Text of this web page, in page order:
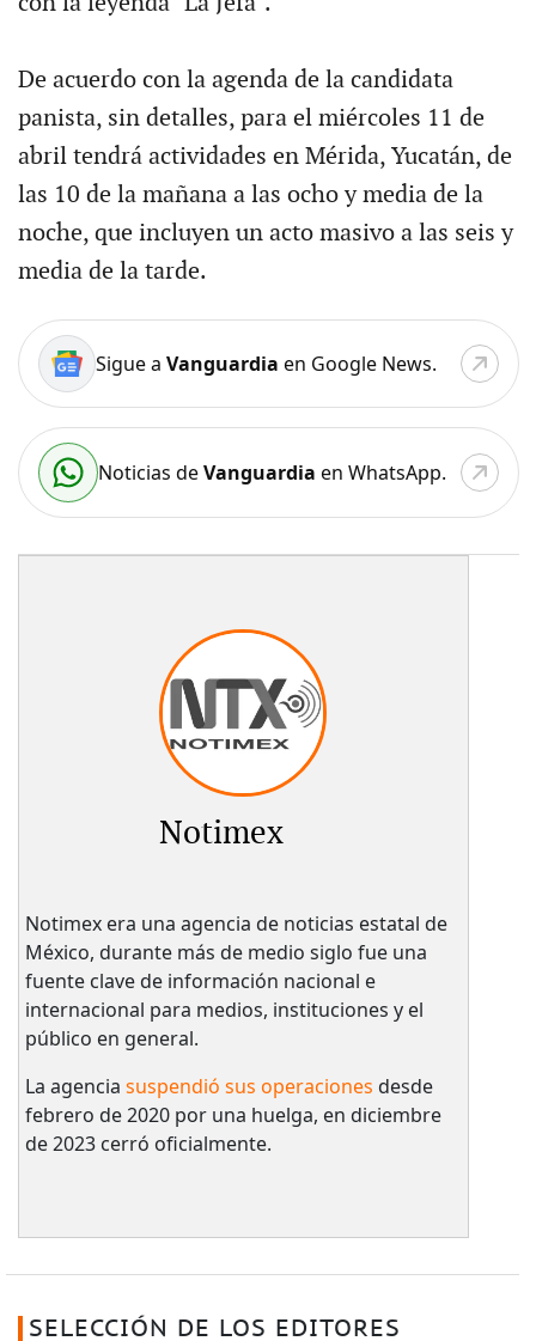
De acuerdo con la agenda de la candidata
panista, sin detalles, para el miércoles 11 de
abril tendrá actividades en Mérida, Yucatán, de
las 10 de la mañana a las ocho y media de la
noche, que incluyen un acto masivo a las seis y
media de la tarde.
Sigue a Vanguardia en Google News.
Noticias deVanguardia en WhatsApp.
Notimex
Notimex era una agencia de noticias estatal de
México, durante más de medio siglo fue una
fuente clave de información nacional e
internacional para medios, instituciones y el
público en general.
La agencia suspendió sus operaciones desde
febrero de 2020 por una huelga, en diciembre
de 2023 cerró oficialmente.
SELECCIÓN DE LOS EDITORES